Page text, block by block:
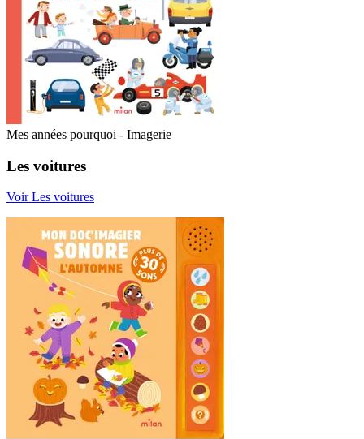
Mes années pourquoi - Imagerie
Les voitures
Voir Les voitures